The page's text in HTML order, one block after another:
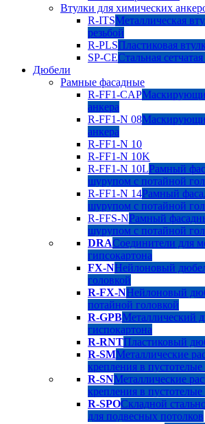
Втулки для химических
R-ITSМеталлическая
резьбой
R-PLSПластиковая
SP-CEСтальная
Дюбели
Рамные фасадные
R-FF1-CAP
анкера
R-FF1-N 08
анкера
R-FF1-N 10
R-FF1-N 10K
R-FF1-N 10LРамный
шурупом с потайной
R-FF1-N 14Рамный
шурупом с потайной
R-FFS-NРамный
шурупом с потайной
DRAСоединители для
гипсокартона
FX-NНейлоновый
головкой
R-FX-NНейлоновый
потайной головкой
R-GPBМеталлический
гиспокартона
R-RNTПластиковый
R-SMМеталлические
крепления в
R-SNМеталлические
крепления в
R-SPOСкладной
для подвесных потолков